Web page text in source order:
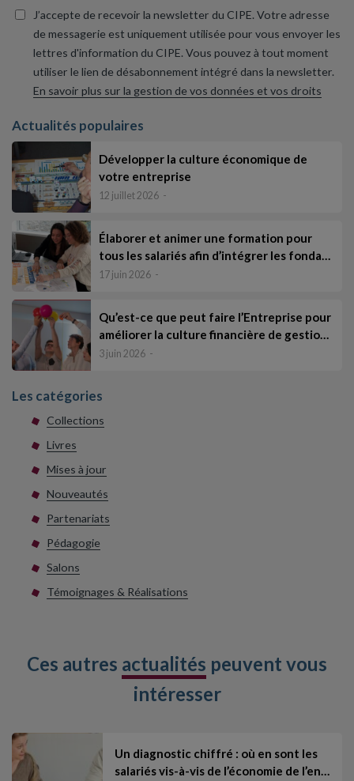
J’accepte de recevoir la newsletter du CIPE. Votre adresse
de messagerie est uniquement utilisée pour vous envoyer les
lettres d'information du CIPE. Vous pouvez à tout moment
utiliser le lien de désabonnement intégré dans la newsletter.
En savoir plus sur la gestion de vos données et vos droits
Actualités populaires
Développer la culture économique de
votre entreprise
12 juillet 2026
Élaborer et animer une formation pour
tous les salariés afin d’intégrer les fonda…
17 juin 2026
Qu’est-ce que peut faire l’Entreprise pour
améliorer la culture financière de gestio…
3 juin 2026
Les catégories
Collections
Livres
Mises à jour
Nouveautés
Partenariats
Pédagogie
Salons
Témoignages & Réalisations
Ces autres actualités peuvent vous
intéresser
Un diagnostic chiffré : où en sont les
salariés vis-à-vis de l’économie de l’en…